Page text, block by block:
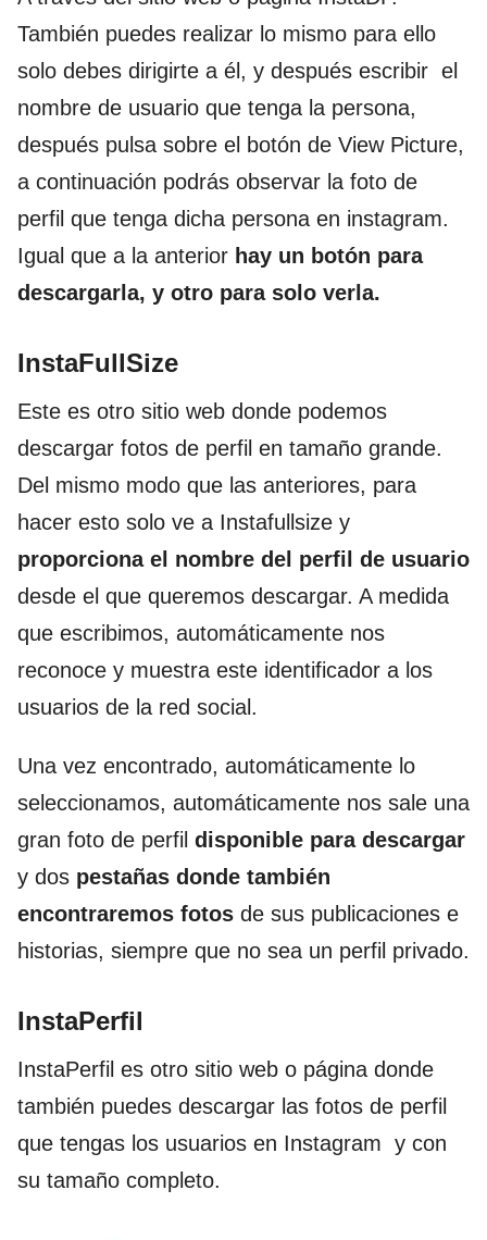
También puedes realizar lo mismo para ello
solo debes dirigirte a él, y después escribir el
nombre de usuario que tenga la persona,
después pulsa sobre el botón de View Picture,
a continuación podrás observar la foto de
perfil que tenga dicha persona en instagram.
Igual que a la anterior hay un botón para
descargarla, y otro para solo verla.
InstaFullSize
Este es otro sitio web donde podemos
descargar fotos de perfil en tamaño grande.
Del mismo modo que las anteriores, para
hacer esto solo ve a Instafullsize y
proporciona el nombre del perfil de usuario
desde el que queremos descargar. A medida
que escribimos, automáticamente nos
reconoce y muestra este identificador a los
usuarios de la red social.
Una vez encontrado, automáticamente lo
seleccionamos, automáticamente nos sale una
gran foto de perfil disponible para descargar
y dos pestañas donde también
encontraremos fotos de sus publicaciones e
historias, siempre que no sea un perfil privado.
InstaPerfil
InstaPerfil es otro sitio web o página donde
también puedes descargar las fotos de perfil
que tengas los usuarios en Instagram y con
su tamaño completo.